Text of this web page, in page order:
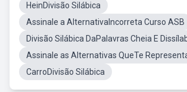
HeinDivisão Silábica
Assinale a AlternativaIncorreta Curso ASB
Divisão Silábica DaPalavras Cheia E
Assinale as Alternativas QueTe
CarroDivisão Silábica